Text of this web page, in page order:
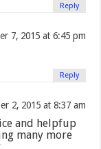
Reply
7, 2015 at 6:45 pm
Reply
2, 2015 at 8:37 am
and helpfup
many more